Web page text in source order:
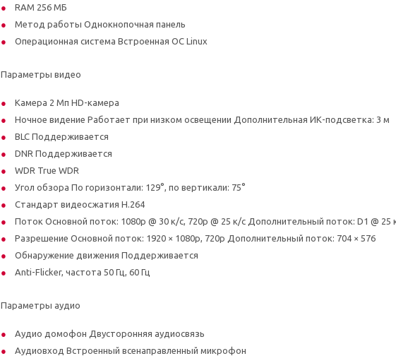
RAM 256 MБ
Метод работы Однокнопочная панель
Операционная система Встроенная ОС Linux
Параметры видео
Камера 2 Мп HD-камера
Ночное видение Работает при низком освещении Дополнительная ИК-подсветка: 3 м
BLC Поддерживается
DNR Поддерживается
WDR True WDR
Угол обзора По горизонтали: 129°, по вертикали: 75°
Стандарт видеосжатия H.264
Поток Основной поток: 1080p @ 30 к/с, 720p @ 25 к/с Дополнительный поток: D1 @ 25
Разрешение Основной поток: 1920 × 1080p, 720p Дополнительный поток: 704 × 576
Обнаружение движения Поддерживается
Anti-Flicker, частота 50 Гц, 60 Гц
Параметры аудио
Аудио домофон Двусторонняя аудиосвязь
Аудиовход Встроенный всенаправленный микрофон